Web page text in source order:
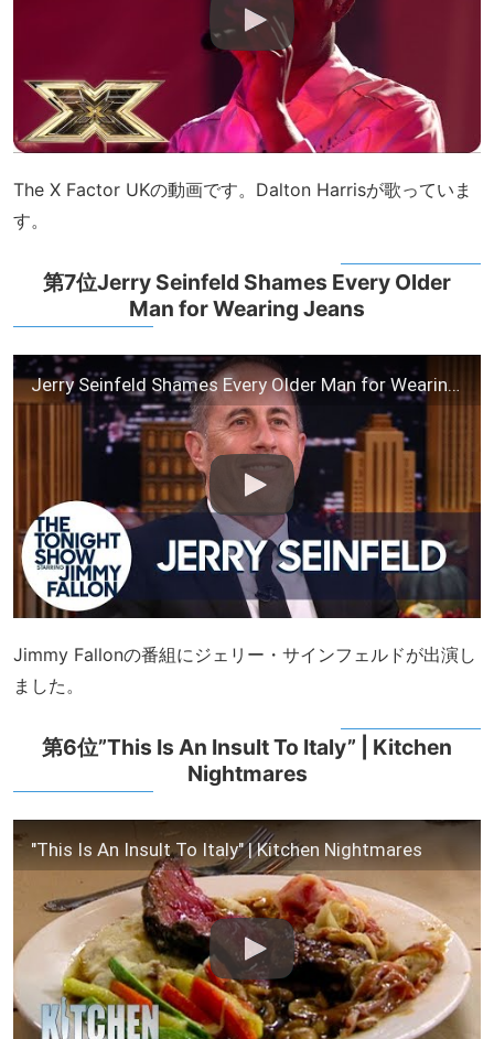
The X Factor UKの動画です。Dalton Harrisが歌っていま
す。
第7位Jerry Seinfeld Shames Every Older
Man for Wearing Jeans
Jerry Seinfeld Shames Every Older Man for Wearing Jeans
Jimmy Fallonの番組にジェリー・サインフェルドが出演し
ました。
第6位”This Is An Insult To Italy” | Kitchen
Nightmares
"This Is An Insult To Italy" | Kitchen Nightmares